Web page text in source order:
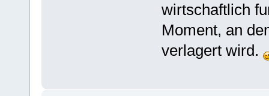
wirtschaftlich
Moment, an
verlagert wird.